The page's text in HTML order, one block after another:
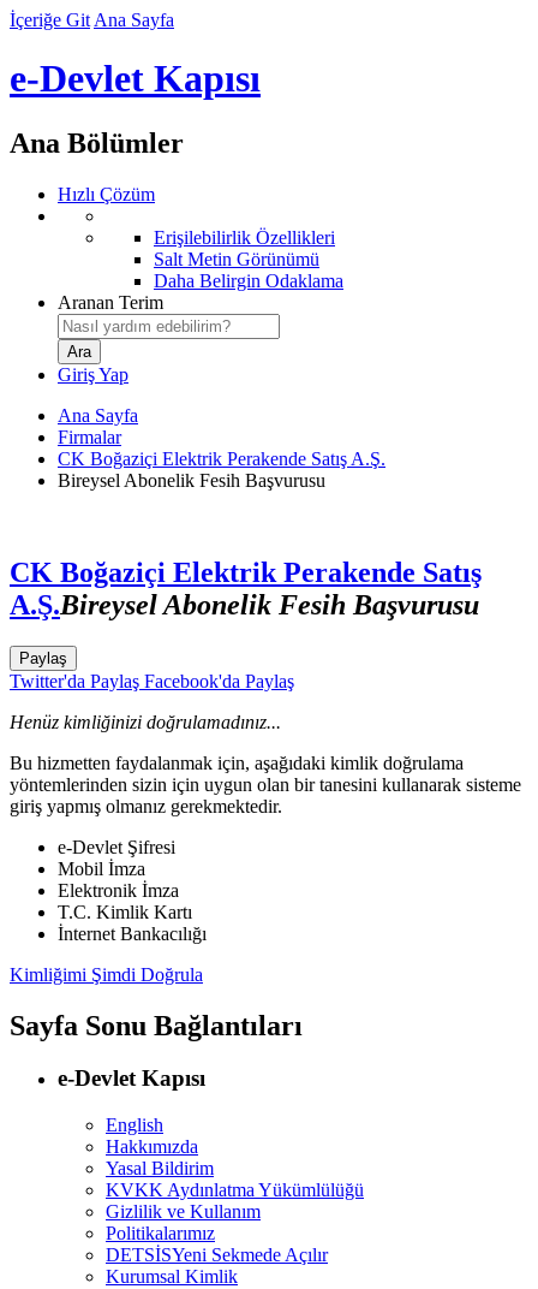
İçeriğe Git Ana Sayfa
e-Devlet Kapısı
Ana Bölümler
Hızlı Çözüm
Erişilebilirlik Özellikleri
Salt Metin Görünümü
Daha Belirgin Odaklama
Aranan Terim
Giriş Yap
Ana Sayfa
Firmalar
CK Boğaziçi Elektrik Perakende Satış A.Ş.
Bireysel Abonelik Fesih Başvurusu
CK Boğaziçi Elektrik Perakende Satış
A.Ş.Bireysel Abonelik Fesih Başvurusu
Paylaş
Twitter'da Paylaş Facebook'da Paylaş
Henüz kimliğinizi doğrulamadınız...
Bu hizmetten faydalanmak için, aşağıdaki kimlik doğrulama
yöntemlerinden sizin için uygun olan bir tanesini kullanarak sisteme
giriş yapmış olmanız gerekmektedir.
e-Devlet Şifresi
Mobil İmza
Elektronik İmza
T.C. Kimlik Kartı
İnternet Bankacılığı
Kimliğimi Şimdi Doğrula
Sayfa Sonu Bağlantıları
e-Devlet Kapısı
English
Hakkımızda
Yasal Bildirim
KVKK Aydınlatma Yükümlülüğü
Gizlilik ve Kullanım
Politikalarımız
DETSİSYeni Sekmede Açılır
Kurumsal Kimlik